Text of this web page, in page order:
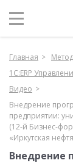
Главная
1С:ERP
Видео
Внедрение
предприятии:
(12-й Бизнес-
«Иркутская
Внедрение